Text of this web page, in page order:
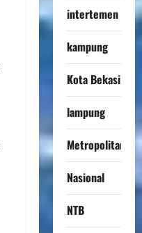
intertemen
kampung
Kota Bekasi
lampung
Metropolitan
Nasional
NTB